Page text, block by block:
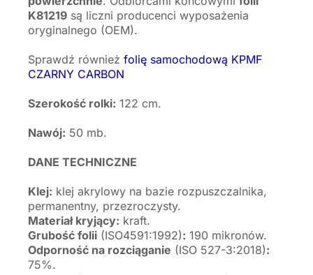
K81219 są liczni producenci wyposażenia
oryginalnego (OEM).
Sprawdź również folię samochodową KPMF
CZARNY CARBON
Szerokość rolki: 122 cm.
Nawój: 50 mb.
DANE TECHNICZNE
Klej: klej akrylowy na bazie rozpuszczalnika,
permanentny, przezroczysty.
Materiał kryjący: kraft.
Grubość folii (ISO4591:1992): 190 mikronów.
Odporność na rozciąganie (ISO 527-3:2018):
75%.